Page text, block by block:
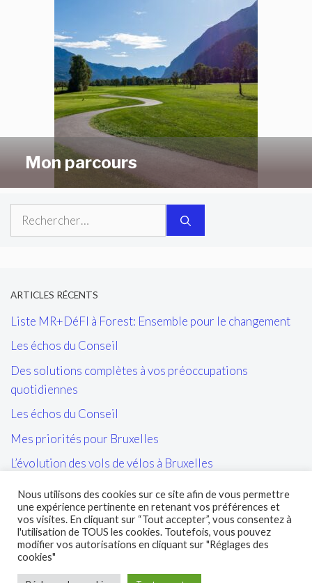
Mon parcours
Rechercher :
ARTICLES RÉCENTS
Liste MR+DéFI à Forest: Ensemble pour le changement
Les échos du Conseil
Des solutions complètes à vos préoccupations
quotidiennes
Les échos du Conseil
Mes priorités pour Bruxelles
L’évolution des vols de vélos à Bruxelles
Les tags/affiches/autocollants perturbant l’ordre public
et la cohésion sociale
L’entretien des sites propres de la STIB et de leurs abords
Nous utilisons des cookies sur ce site afin de vous permettre
une expérience pertinente en retenant vos préférences et
vos visites. En cliquant sur “Tout accepter”, vous consentez à
l'utilisation de TOUS les cookies. Toutefois, vous pouvez
modifier vos autorisations en cliquant sur "Réglages des
cookies"